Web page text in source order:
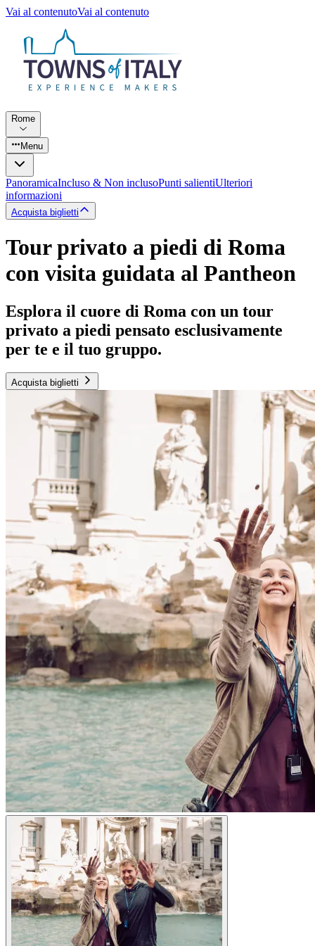
Vai al contenutoVai al contenuto
Rome
Menu
PanoramicaIncluso & Non inclusoPunti salientiUlteriori
informazioni
Acquista biglietti
Tour privato a piedi di Roma
con visita guidata al Pantheon
Esplora il cuore di Roma con un tour
privato a piedi pensato esclusivamente
per te e il tuo gruppo.
Acquista biglietti